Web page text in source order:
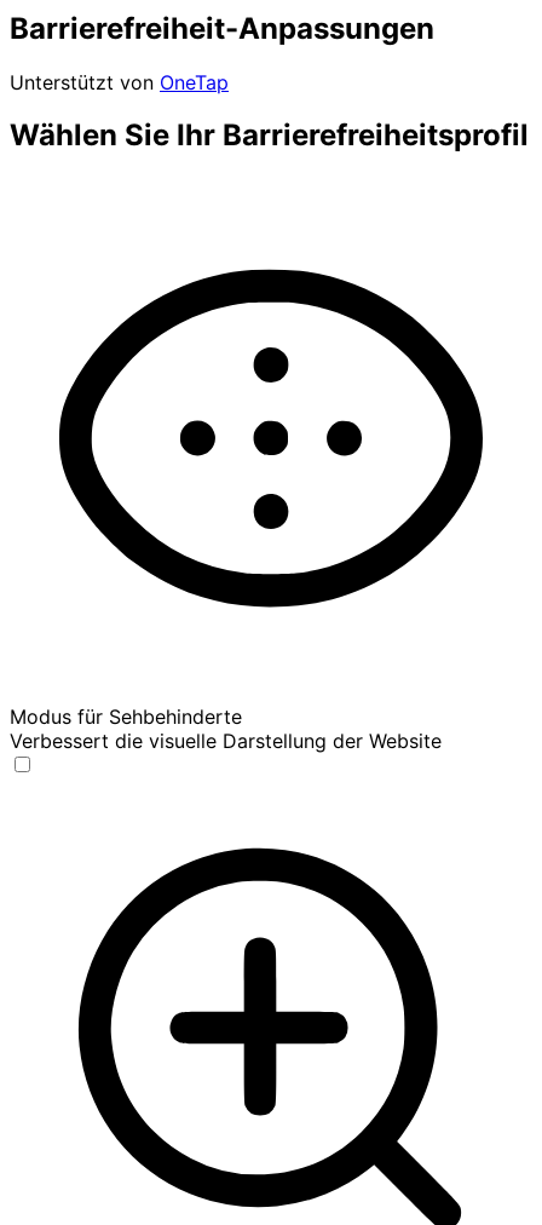
Barrierefreiheit-Anpassungen
Unterstützt von OneTap
Wählen Sie Ihr Barrierefreiheitsprofil
Modus für Sehbehinderte
Verbessert die visuelle Darstellung der Website